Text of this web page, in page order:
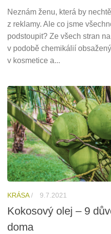
Neznám ženu, která by
z reklamy. Ale co jsme
podstoupit? Ze všech stran
v podobě chemikálií
v kosmetice a...
KRÁSA/ 9.7.2021
Kokosový olej – 9
doma